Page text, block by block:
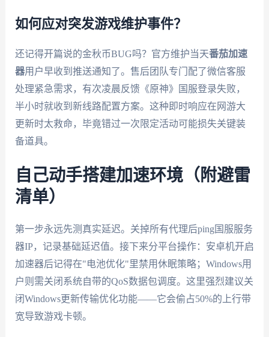
如何应对突发游戏维护事件？
还记得开篇说的金秋币BUG吗？官方维护当天番茄加速
器用户早收到推送通知了。售后团队专门配了微信客服
处理紧急需求，有次凌晨反馈《原神》国服登录失败，
半小时就收到新线路配置方案。这种即时响应在网游大
更新时太救命，毕竟错过一次限定活动可能损失关键装
备道具。
自己动手搭建加速环境（附避雷
清单）
第一步永远先测真实延迟。关掉所有代理后ping国服服务
器IP，记录基础延迟值。接下来分平台操作：安卓机开启
加速器后记得在"电池优化"里禁用休眠策略；Windows用
户则需关闭系统自带的QoS数据包调度。这里强烈建议关
闭Windows更新传输优化功能——它会偷占50%的上行带
宽导致游戏卡顿。